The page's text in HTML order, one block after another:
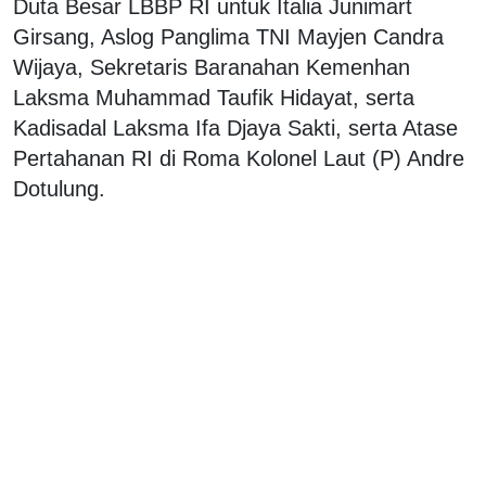
Duta Besar LBBP RI untuk Italia Junimart
Girsang, Aslog Panglima TNI Mayjen Candra
Wijaya, Sekretaris Baranahan Kemenhan
Laksma Muhammad Taufik Hidayat, serta
Kadisadal Laksma Ifa Djaya Sakti, serta Atase
Pertahanan RI di Roma Kolonel Laut (P) Andre
Dotulung.